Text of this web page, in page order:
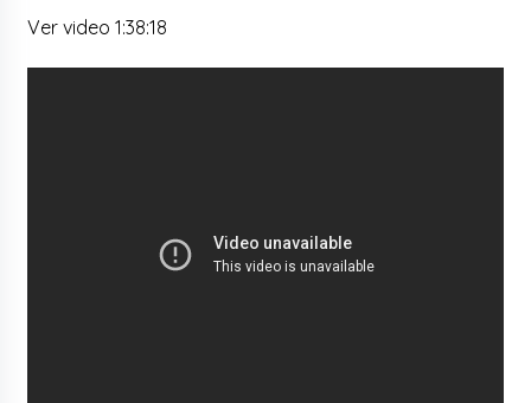
Ver video 1:38:18